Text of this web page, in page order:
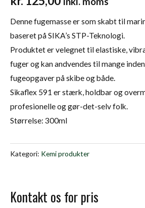
Denne fugemasse er som skabt til
baseret på SIKA’s STP-Teknologi.
Produktet er velegnet til elastiske,
fuger og kan andvendes til mange
fugeopgaver på skibe og både.
Sikaflex 591 er stærk, holdbar og
profesionelle og gør-det-selv folk.
Størrelse: 300ml
Kategori: Kemi produkter
Kontakt os for pris